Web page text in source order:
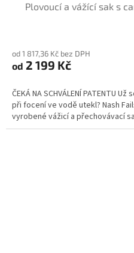
Plovoucí a vážící sak s
od 1 817,36 Kč bez DPH
od 2 199 Kč
ČEKÁ NA SCHVÁLENÍ PATENTU
při focení ve vodě utekl? Nash
vyrobené vážicí a přechovávací